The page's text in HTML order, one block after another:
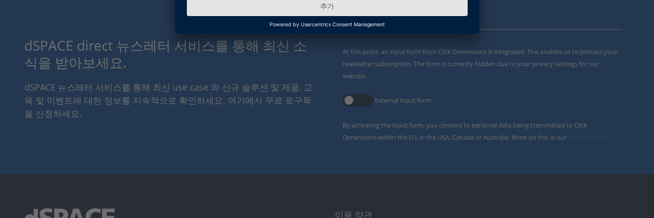
dSPACE direct 뉴스레터 서비스를 통해 최신 소
식을 받아보세요.
dSPACE 뉴스레터 서비스를 통해 최신 use case 와 신규 솔루션 및 제품, 교
육 및 이벤트에 대한 정보를 지속적으로 확인하세요. 여기에서 무료 로구독
을 신청하세요.
Enable form call
At this point, an input form from Click Dimensions is integrated. This enables us to process your
newsletter subscription. The form is currently hidden due to your privacy settings for our
website.
External input form
By activating the input form, you consent to personal data being transmitted to Click
Dimensions within the EU, in the USA, Canada or Australia. More on this in our
.
이용 약관